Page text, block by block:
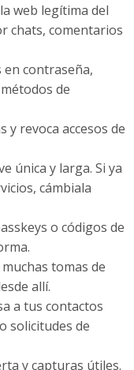
web legítima del
chats, comentarios
en contraseña,
de
y revoca accesos de
única y larga. Si ya
cámbiala
o códigos de
tomas de
allí.
a tus contactos
solicitudes de
y capturas útiles.